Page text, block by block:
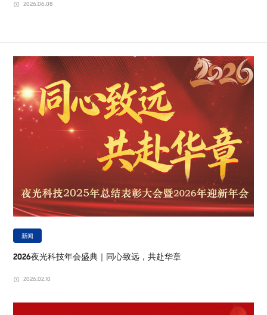
2026.06.08
新闻
2026夜光科技年会盛典｜同心致远，共赴华章
2026.02.10